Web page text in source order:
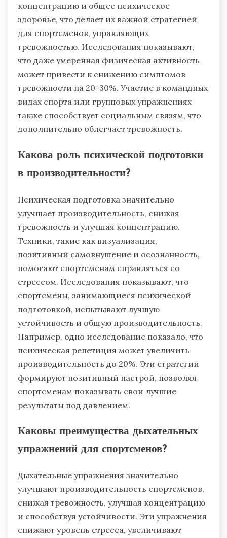
концентрацию и общее психическое
здоровье, что делает их важной стратегией
для спортсменов, управляющих
тревожностью. Исследования показывают,
что даже умеренная физическая активность
может привести к снижению симптомов
тревожности на 20-30%. Участие в командных
видах спорта или групповых упражнениях
также способствует социальным связям, что
дополнительно облегчает тревожность.
Какова роль психической подготовки
в производительности?
Психическая подготовка значительно
улучшает производительность, снижая
тревожность и улучшая концентрацию.
Техники, такие как визуализация,
позитивный самовнушение и осознанность,
помогают спортсменам справляться со
стрессом. Исследования показывают, что
спортсмены, занимающиеся психической
подготовкой, испытывают лучшую
устойчивость и общую производительность.
Например, одно исследование показало, что
психическая репетиция может увеличить
производительность до 20%. Эти стратегии
формируют позитивный настрой, позволяя
спортсменам показывать свои лучшие
результаты под давлением.
Каковы преимущества дыхательных
упражнений для спортсменов?
Дыхательные упражнения значительно
улучшают производительность спортсменов,
снижая тревожность, улучшая концентрацию
и способствуя устойчивости. Эти упражнения
снижают уровень стресса, увеличивают